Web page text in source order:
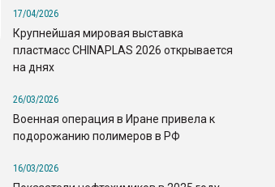
17/04/2026
Крупнейшая мировая выставка
пластмасс CHINAPLAS 2026 открывается
на днях
26/03/2026
Военная операция в Иране привела к
подорожанию полимеров в РФ
16/03/2026